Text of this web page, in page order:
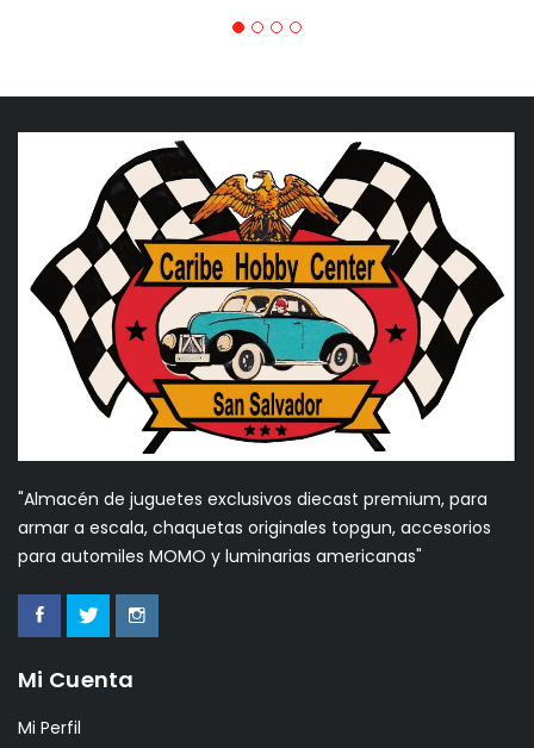
"Almacén de juguetes exclusivos diecast premium, para
armar a escala, chaquetas originales topgun, accesorios
para automiles MOMO y luminarias americanas"
Mi Cuenta
Mi Perfil